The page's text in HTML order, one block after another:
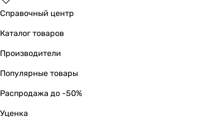
Гарантия
24 мес.
24 мес.
24 мес.
Справочный центр
Каталог товаров
Производители
Популярные товары
Распродажа до -50%
Уценка